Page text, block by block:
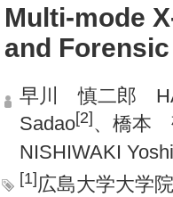
Multi-mode
and
早川 慎二郎
Sadao[2] 、橋本
NISHIWAKI
[1]広島大学大学